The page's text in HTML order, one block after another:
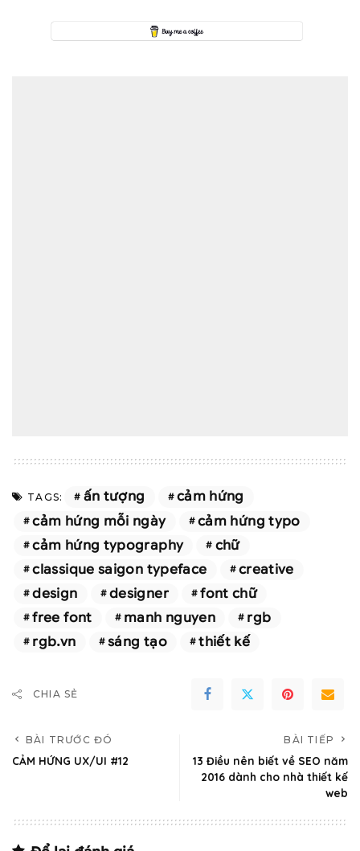
TAGS: ấn tượng
cảm hứng
cảm hứng mỗi ngày
cảm hứng typo
cảm hứng typography
chữ
classique saigon typeface
creative
design
designer
font chữ
free font
manh nguyen
rgb
rgb.vn
sáng tạo thiết kế
CHIA SẺ
BÀI TRƯỚC ĐÓ
CẢM HỨNG UX/UI #12
BÀI TIẾP
13 Điều nên biết về SEO năm
2016 dành cho nhà thiết kế
web